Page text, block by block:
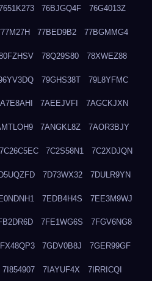
76BJGQ4F 76G4013Z
77BED9B2 77BGMMG4
78Q29S80 78XWEZ88
79GHS38T 79L8YFMC
7AEEJVFI 7AGCKJXN
7ANGKL8Z 7AOR3BJY
7C26C5EC 7C2S58N1 7C2XDJQN
7D73WX32 7DULR9YN
7EDB4H4S 7EE3M9WJ
7FE1WG6S 7FGV6NG8
7GDV0B8J 7GER99GF
7I854907 7IAYUF4X 7IRRICQI